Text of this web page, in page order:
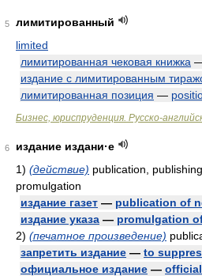
5
лимитированный
limited
лимитированная чековая книжка
издание с лимитированным
лимитированная позиция —
Бизнес, юриспруденция. Русско-
6
издание издани·е
1) (действие) publication,
promulgation
издание газет — publication of
издание указа — promulgation
2) (печатное произведение)
запретить издание — to
официальное издание —